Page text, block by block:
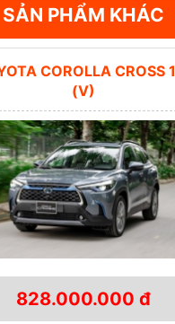
SẢN PHẨM KHÁC
COROLLA CROSS
(V)
828.000.000 đ